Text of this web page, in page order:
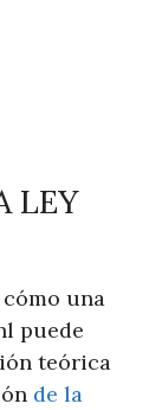
LEY
una
puede
teórica
de la